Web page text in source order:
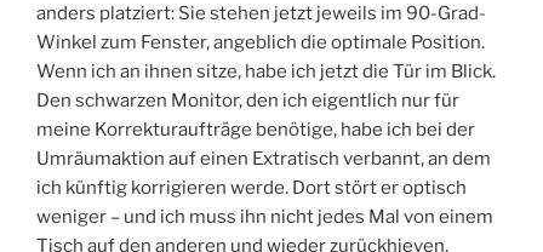
anders platziert: Sie stehen jetzt jeweils im 90-Grad-
Winkel zum Fenster, angeblich die optimale Position.
Wenn ich an ihnen sitze, habe ich jetzt die Tür im Blick.
Den schwarzen Monitor, den ich eigentlich nur für
meine Korrekturaufträge benötige, habe ich bei der
Umräumaktion auf einen Extratisch verbannt, an dem
ich künftig korrigieren werde. Dort stört er optisch
weniger – und ich muss ihn nicht jedes Mal von einem
Tisch auf den anderen und wieder zurückhieven.